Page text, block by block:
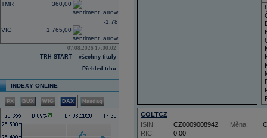
TMR 360,00
VIG 1 765,00
-1,78
07.08.2026 17:00:02
TRH START – všechny tituly
Přehled trhu
INDEXY ONLINE
PX BUX WIG DAX Nasdaq
COLTCZ
RIC: 0,00
ISIN: CZ0009008942 Měna: